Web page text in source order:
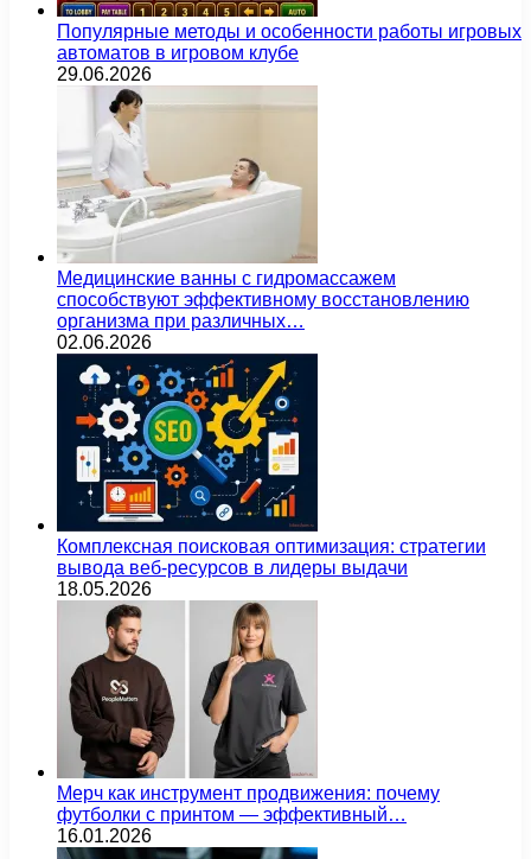
Популярные методы и особенности работы игровых
автоматов в игровом клубе
29.06.2026
Медицинские ванны с гидромассажем
способствуют эффективному восстановлению
организма при различных…
02.06.2026
Комплексная поисковая оптимизация: стратегии
вывода веб-ресурсов в лидеры выдачи
18.05.2026
Мерч как инструмент продвижения: почему
футболки с принтом — эффективный…
16.01.2026